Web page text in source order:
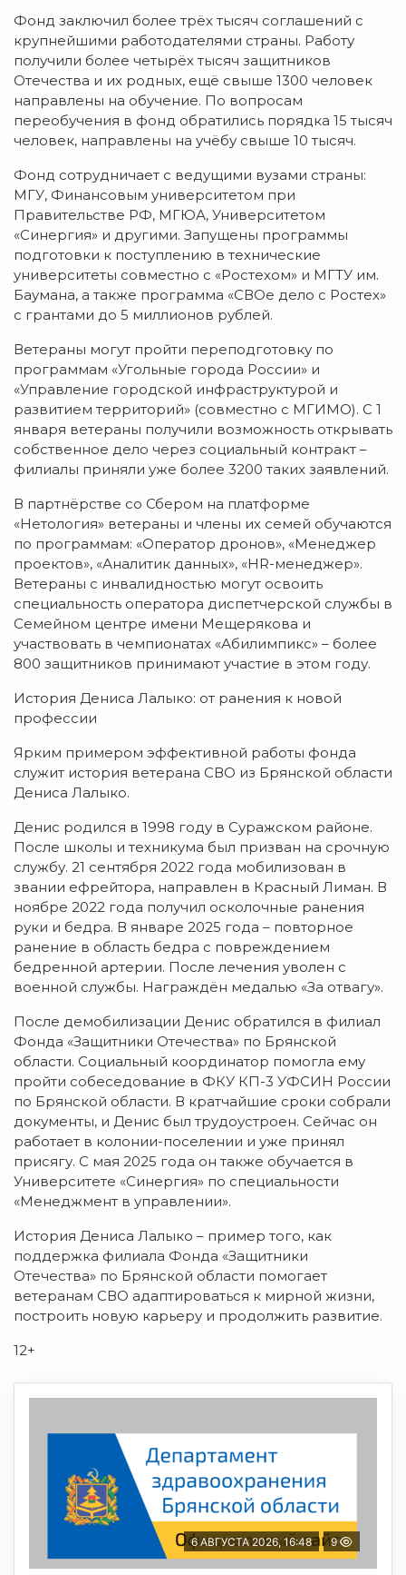
Фонд заключил более трёх тысяч соглашений с
крупнейшими работодателями страны. Работу
получили более четырёх тысяч защитников
Отечества и их родных, ещё свыше 1300 человек
направлены на обучение. По вопросам
переобучения в фонд обратились порядка 15 тысяч
человек, направлены на учёбу свыше 10 тысяч.
Фонд сотрудничает с ведущими вузами страны:
МГУ, Финансовым университетом при
Правительстве РФ, МГЮА, Университетом
«Синергия» и другими. Запущены программы
подготовки к поступлению в технические
университеты совместно с «Ростехом» и МГТУ им.
Баумана, а также программа «СВОе дело с Ростех»
с грантами до 5 миллионов рублей.
Ветераны могут пройти переподготовку по
программам «Угольные города России» и
«Управление городской инфраструктурой и
развитием территорий» (совместно с МГИМО). С 1
января ветераны получили возможность открывать
собственное дело через социальный контракт –
филиалы приняли уже более 3200 таких заявлений.
В партнёрстве со Сбером на платформе
«Нетология» ветераны и члены их семей обучаются
по программам: «Оператор дронов», «Менеджер
проектов», «Аналитик данных», «HR-менеджер».
Ветераны с инвалидностью могут освоить
специальность оператора диспетчерской службы в
Семейном центре имени Мещерякова и
участвовать в чемпионатах «Абилимпикс» – более
800 защитников принимают участие в этом году.
История Дениса Лалыко: от ранения к новой
профессии
Ярким примером эффективной работы фонда
служит история ветерана СВО из Брянской области
Дениса Лалыко.
Денис родился в 1998 году в Суражском районе.
После школы и техникума был призван на срочную
службу. 21 сентября 2022 года мобилизован в
звании ефрейтора, направлен в Красный Лиман. В
ноябре 2022 года получил осколочные ранения
руки и бедра. В январе 2025 года – повторное
ранение в область бедра с повреждением
бедренной артерии. После лечения уволен с
военной службы. Награждён медалью «За отвагу».
После демобилизации Денис обратился в филиал
Фонда «Защитники Отечества» по Брянской
области. Социальный координатор помогла ему
пройти собеседование в ФКУ КП-3 УФСИН России
по Брянской области. В кратчайшие сроки собрали
документы, и Денис был трудоустроен. Сейчас он
работает в колонии-поселении и уже принял
присягу. С мая 2025 года он также обучается в
Университете «Синергия» по специальности
«Менеджмент в управлении».
История Дениса Лалыко – пример того, как
поддержка филиала Фонда «Защитники
Отечества» по Брянской области помогает
ветеранам СВО адаптироваться к мирной жизни,
построить новую карьеру и продолжить развитие.
12+
6 АВГУСТА 2026, 16:48 9